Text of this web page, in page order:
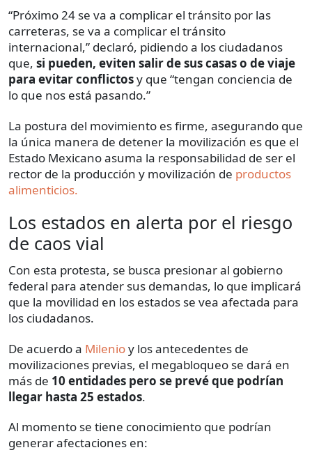
“Próximo 24 se va a complicar el tránsito por las
carreteras, se va a complicar el tránsito
internacional,” declaró, pidiendo a los ciudadanos
que, si pueden, eviten salir de sus casas o de viaje
para evitar conflictosy que “tengan conciencia de
lo que nos está pasando.”
La postura del movimiento es firme, asegurando que
la única manera de detener la movilización es que el
Estado Mexicano asuma la responsabilidad de ser el
rector de la producción y movilización de productos
alimenticios.
Los estados en alerta por el riesgo
de caos vial
Con esta protesta, se busca presionar al gobierno
federal para atender sus demandas, lo que implicará
que la movilidad en los estados se vea afectada para
los ciudadanos.
De acuerdo a Milenioy los antecedentes de
movilizaciones previas, el megabloqueo se dará en
más de 10 entidades pero se prevé que podrían
llegar hasta 25 estados.
Al momento se tiene conocimiento que podrían
generar afectaciones en: